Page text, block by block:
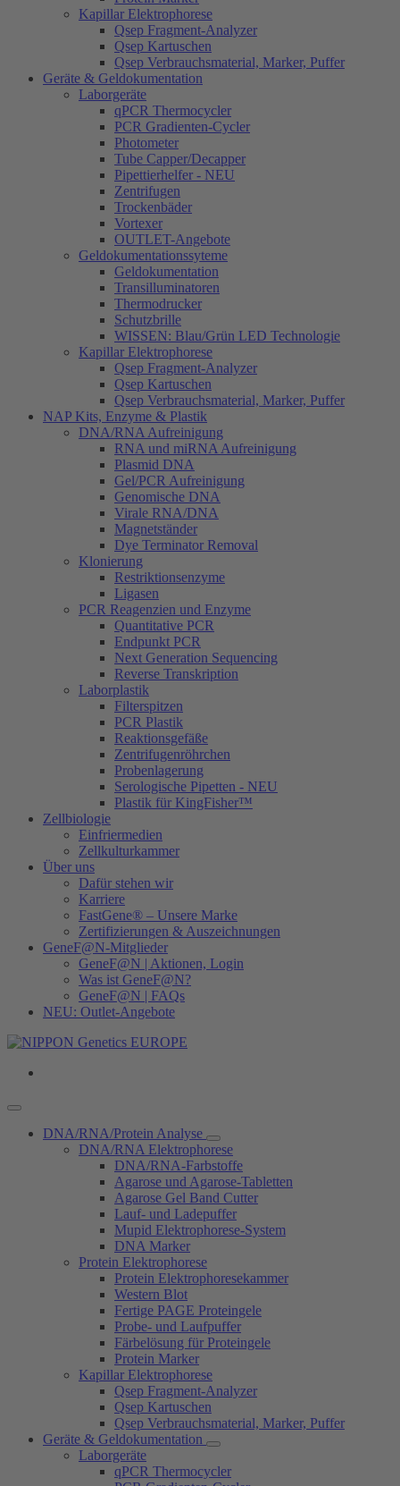
Kapillar Elektrophorese
Qsep Fragment-Analyzer
Qsep Kartuschen
Qsep Verbrauchsmaterial, Marker, Puffer
Geräte & Geldokumentation
Laborgeräte
qPCR Thermocycler
PCR Gradienten-Cycler
Photometer
Tube Capper/Decapper
Pipettierhelfer - NEU
Zentrifugen
Trockenbäder
Vortexer
OUTLET-Angebote
Geldokumentationssyteme
Geldokumentation
Transilluminatoren
Thermodrucker
Schutzbrille
WISSEN: Blau/Grün LED Technologie
Kapillar Elektrophorese
Qsep Fragment-Analyzer
Qsep Kartuschen
Qsep Verbrauchsmaterial, Marker, Puffer
NAP Kits, Enzyme & Plastik
DNA/RNA Aufreinigung
RNA und miRNA Aufreinigung
Plasmid DNA
Gel/PCR Aufreinigung
Genomische DNA
Virale RNA/DNA
Magnetständer
Dye Terminator Removal
Klonierung
Restriktionsenzyme
Ligasen
PCR Reagenzien und Enzyme
Quantitative PCR
Endpunkt PCR
Next Generation Sequencing
Reverse Transkription
Laborplastik
Filterspitzen
PCR Plastik
Reaktionsgefäße
Zentrifugenröhrchen
Probenlagerung
Serologische Pipetten - NEU
Plastik für KingFisher™
Zellbiologie
Einfriermedien
Zellkulturkammer
Über uns
Dafür stehen wir
Karriere
FastGene® – Unsere Marke
Zertifizierungen & Auszeichnungen
GeneF@N-Mitglieder
GeneF@N | Aktionen, Login
Was ist GeneF@N?
GeneF@N | FAQs
NEU: Outlet-Angebote
DNA/RNA/Protein Analyse
DNA/RNA Elektrophorese
DNA/RNA-Farbstoffe
Agarose und Agarose-Tabletten
Agarose Gel Band Cutter
Lauf- und Ladepuffer
Mupid Elektrophorese-System
DNA Marker
Protein Elektrophorese
Protein Elektrophoresekammer
Western Blot
Fertige PAGE Proteingele
Probe- und Laufpuffer
Färbelösung für Proteingele
Protein Marker
Kapillar Elektrophorese
Qsep Fragment-Analyzer
Qsep Kartuschen
Qsep Verbrauchsmaterial, Marker, Puffer
Geräte & Geldokumentation
Laborgeräte
qPCR Thermocycler